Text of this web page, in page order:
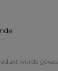
wurde